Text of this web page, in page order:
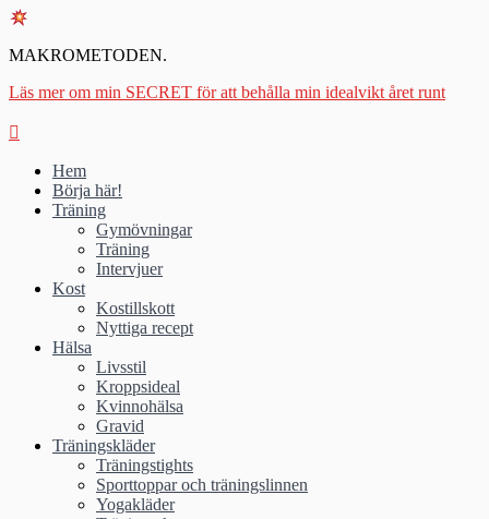
MAKROMETODEN.
Läs mer om min SECRET för att behålla min idealvikt året runt
Hem
Börja här!
Träning
Gymövningar
Träning
Intervjuer
Kost
Kostillskott
Nyttiga recept
Hälsa
Livsstil
Kroppsideal
Kvinnohälsa
Gravid
Träningskläder
Träningstights
Sporttoppar och träningslinnen
Yogakläder